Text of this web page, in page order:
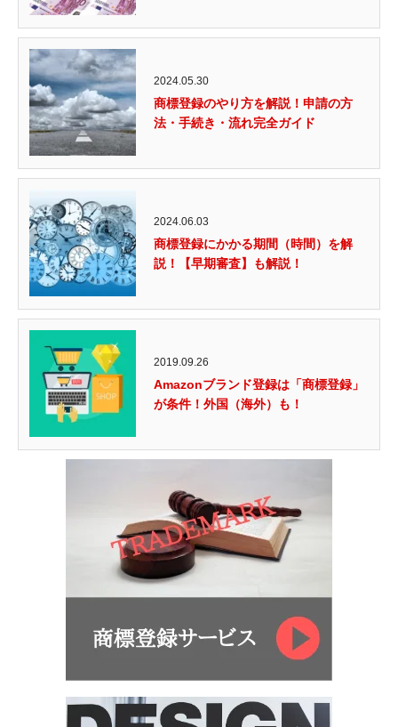
2024.05.30
商標登録のやり方を解説！申請の方
法・手続き・流れ完全ガイド
2024.06.03
商標登録にかかる期間（時間）を解
説！【早期審査】も解説！
2019.09.26
Amazonブランド登録は「商標登録」
が条件！外国（海外）も！